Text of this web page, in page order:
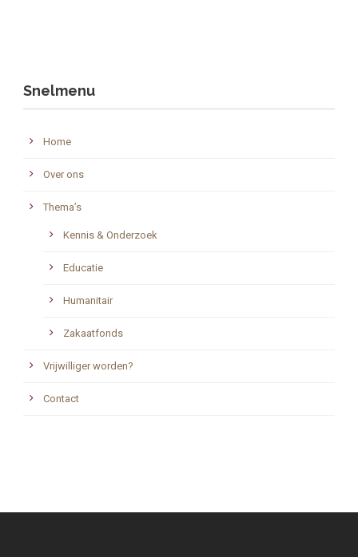
Snelmenu
Home
Over ons
Thema’s
Kennis & Onderzoek
Educatie
Humanitair
Zakaatfonds
Vrijwilliger worden?
Contact